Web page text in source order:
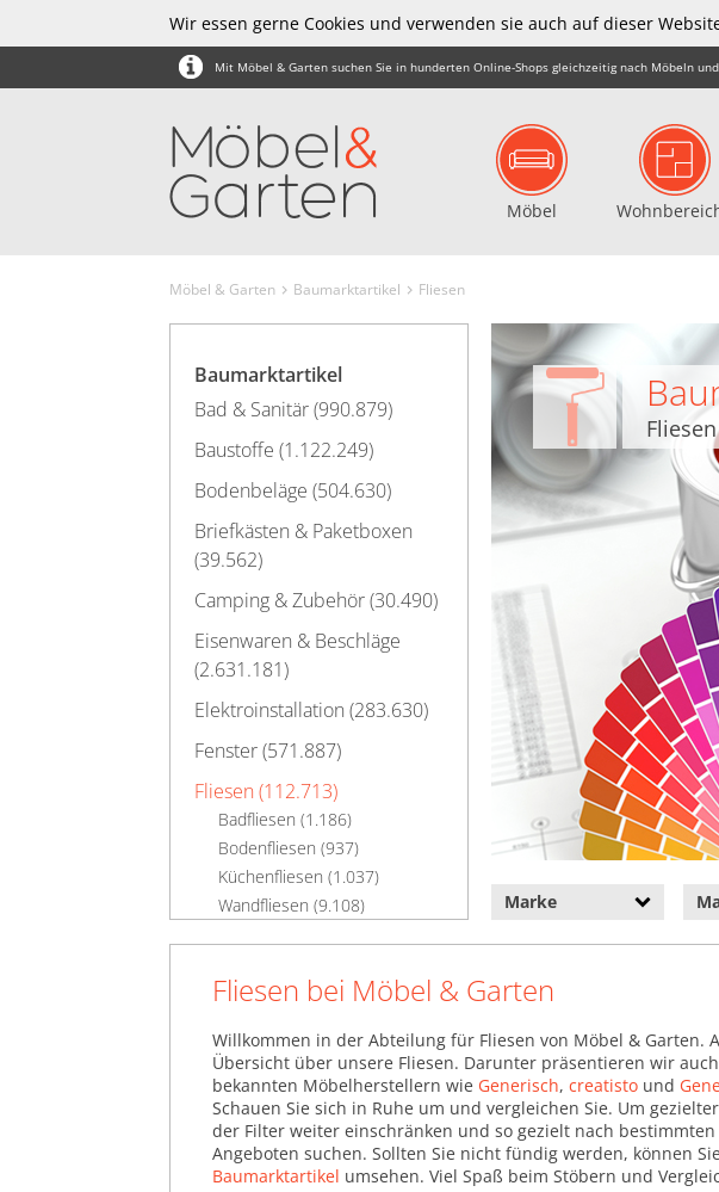
Wir essen gerne Cookies und verwenden sie auch auf dieser
Mit Möbel & Garten suchen Sie in hunderten Online-Shops gleichzeitig nach Möbeln
Möbel
Möbel & Garten Baumarktartikel Fliesen
Baumarktartikel
Bad & Sanitär (990.879)
Baustoffe (1.122.249)
Bodenbeläge (504.630)
Briefkästen & Paketboxen
(39.562)
Camping & Zubehör (30.490)
Eisenwaren & Beschläge
(2.631.181)
Elektroinstallation (283.630)
Fenster (571.887)
Fliesen (112.713)
Badfliesen (1.186)
Bodenfliesen (937)
Küchenfliesen (1.037)
Wandfliesen (9.108)
Garagen & Carports
(209.618)
Heizung & Klima (289.680)
Kamine & Öfen (135.758)
Leitern (56.493)
Malern & Tapezieren
Fliesen
Marke
Fliesen bei Möbel & Garten
Willkommen in der Abteilung für Fliesen von Möbel & Garten.
Übersicht über unsere Fliesen. Darunter präsentieren wir
bekannten Möbelherstellern wie Generisch, creatisto und
Schauen Sie sich in Ruhe um und vergleichen Sie. Um
der Filter weiter einschränken und so gezielt nach
Angeboten suchen. Sollten Sie nicht fündig werden, können
Baumarktartikel umsehen. Viel Spaß beim Stöbern und